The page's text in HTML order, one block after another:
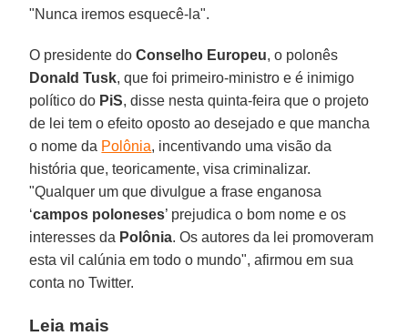
"Nunca iremos esquecê-la".
O presidente doConselho Europeu, o polonês
Donald Tusk, que foi primeiro-ministro e é inimigo
político do PiS, disse nesta quinta-feira que o projeto
de lei tem o efeito oposto ao desejado e que mancha
o nome da Polônia, incentivando uma visão da
história que, teoricamente, visa criminalizar.
"Qualquer um que divulgue a frase enganosa
‘campos poloneses’ prejudica o bom nome e os
interesses da Polônia. Os autores da lei promoveram
esta vil calúnia em todo o mundo", afirmou em sua
conta no Twitter.
Leia mais